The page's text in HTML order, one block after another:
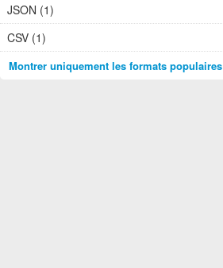
JSON (1)
CSV (1)
Montrer uniquement les formats populaires